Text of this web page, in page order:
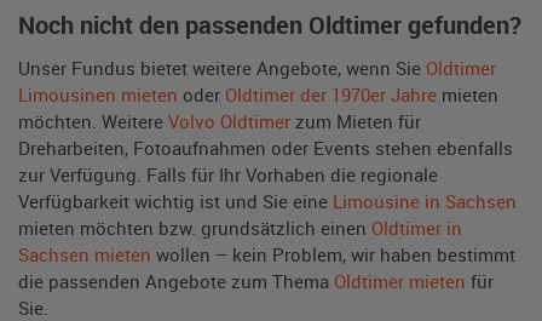
Noch nicht den passenden Oldtimer gefunden?
Unser Fundus bietet weitere Angebote, wenn Sie Oldtimer
Limousinen mieten oder Oldtimer der 1970er Jahre mieten
möchten. Weitere Volvo Oldtimer zum Mieten für
Dreharbeiten, Fotoaufnahmen oder Events stehen ebenfalls
zur Verfügung. Falls für Ihr Vorhaben die regionale
Verfügbarkeit wichtig ist und Sie eine Limousine in Sachsen
mieten möchten bzw. grundsätzlich einen Oldtimer in
Sachsen mieten wollen – kein Problem, wir haben bestimmt
die passenden Angebote zum Thema Oldtimer mieten für
Sie.